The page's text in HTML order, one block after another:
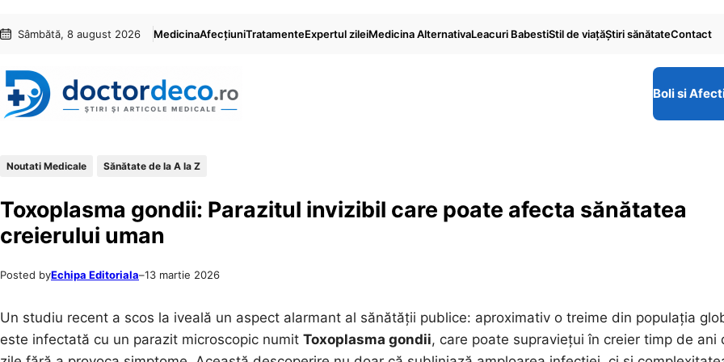
conținut
content
Sâmbătă, 8 august 2026 MedicinaAfecțiuniTratamenteExpertul zileiMedicina AlternativaLeacuri BabestiStil de viaţăŞtiri sănătateContact
Boli si
Noutati Medicale Sănătate de la A la Z
Toxoplasma gondii: Parazitul invizibil care poate afecta sănătatea
creierului uman
Posted byEchipa Editoriala–13 martie 2026
Un studiu recent a scos la iveală un aspect alarmant al sănătății publice: aproximativ o treime din populația
este infectată cu un parazit microscopic numit Toxoplasma gondii, care poate supraviețui în creier timp de ani